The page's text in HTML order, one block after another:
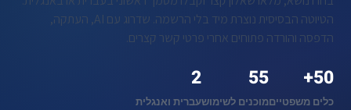
הטיוטה הבסיסית נוצרת מיד בלי הרשמה. שדרוג עם AI, העתקה,
הדפסה והורדה פתוחים אחרי פרטי קשר קצרים.
50+
כלים משפטיים
55
מוכנים לשימוש
2
עברית ואנגלית